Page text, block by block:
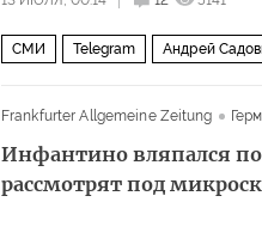
СМИ Telegram Андрей
Frankfurter Allgemeine Zeitung
Инфантино вляпался
рассмотрят под